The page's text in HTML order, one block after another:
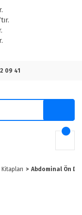
09 41
Abdominal Ön